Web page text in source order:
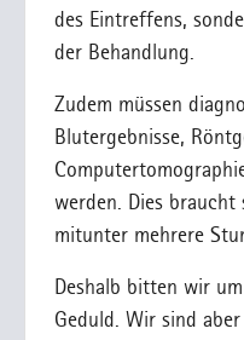
des Eintreffens,
der Behandlung.
Zudem müssen
Blutergebnisse,
werden. Dies
mitunter mehrere
Deshalb bitten wir
Geduld. Wir sind